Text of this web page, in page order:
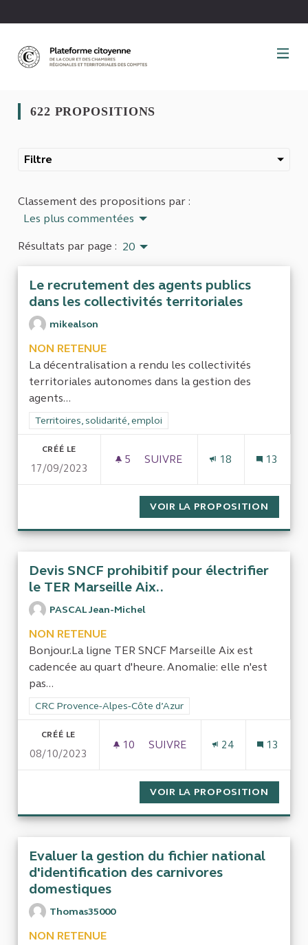
622 PROPOSITIONS
Filtre
Classement des propositions par :
Les plus commentées
Résultats par page : 20
Le recrutement des agents publics
dans les collectivités territoriales
mikealson
NON RETENUE
La décentralisation a rendu les collectivités
territoriales autonomes dans la gestion des
agents...
Filtrer les résultats de la catégorie : Territoires, solidarité,
Territoires, solidarité, emploi
CRÉÉ LE
17/09/2023
5 5 ABONNÉS
SUIVRE
18 13
VOIR LA PROPOSITION
Devis SNCF prohibitif pour électrifier
le TER Marseille Aix..
PASCAL Jean-Michel
NON RETENUE
Bonjour.La ligne TER SNCF Marseille Aix est
cadencée au quart d'heure. Anomalie: elle n'est
pas...
Filtrer les résultats de la catégorie : CRC Provence-Alpes-
CRC Provence-Alpes-Côte d’Azur
CRÉÉ LE
08/10/2023
10 10 ABONNÉS
SUIVRE
24 13
VOIR LA PROPOSITION
Evaluer la gestion du fichier national
d'identification des carnivores
domestiques
Thomas35000
NON RETENUE